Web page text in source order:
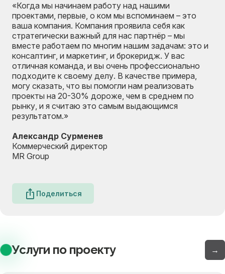
«Когда мы начинаем работу над нашими
проектами, первые, о ком мы вспоминаем – это
ваша компания. Компания проявила себя как
стратегически важный для нас партнёр – мы
вместе работаем по многим нашим задачам: это и
консалтинг, и маркетинг, и брокеридж. У вас
отличная команда, и вы очень профессионально
подходите к своему делу. В качестве примера,
могу сказать, что вы помогли нам реализовать
проекты на 20-30% дороже, чем в среднем по
рынку, и я считаю это самым выдающимся
результатом.»
Александр Сурменев
Коммерческий директор
MR Group
Поделиться
Услуги по проекту →